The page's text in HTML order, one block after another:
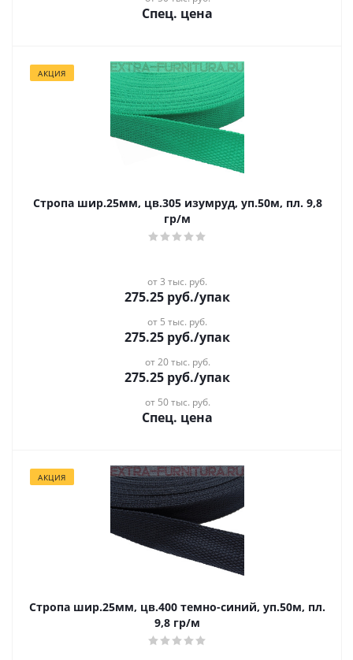
Спец. цена
АКЦИЯ
Стропа шир.25мм, цв.305 изумруд, уп.50м, пл. 9,8
гр/м
от 3 тыс. руб.
275.25 руб./упак
от 5 тыс. руб.
275.25 руб./упак
от 20 тыс. руб.
275.25 руб./упак
от 50 тыс. руб.
Спец. цена
АКЦИЯ
Стропа шир.25мм, цв.400 темно-синий, уп.50м, пл.
9,8 гр/м